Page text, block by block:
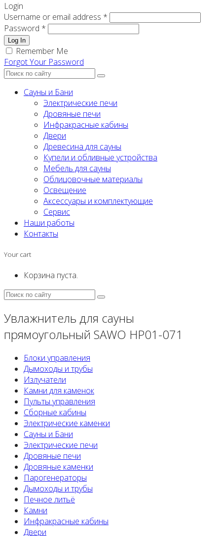
Login
Username or email address *
Password *
Log In
Remember Me
Forgot Your Password
Сауны и Бани
Электрические печи
Дровяные печи
Инфракрасные кабины
Двери
Древесина для сауны
Купели и обливные устройства
Мебель для сауны
Облицовочные материалы
Освещение
Аксессуары и комплектующие
Сервис
Наши работы
Контакты
Your cart
Корзина пуста.
Увлажнитель для сауны
прямоугольный SAWO HP01-071
Блоки управления
Дымоходы и трубы
Излучатели
Камни для каменок
Пульты управления
Сборные кабины
Электрические каменки
Сауны и Бани
Электрические печи
Дровяные печи
Дровяные каменки
Парогенераторы
Дымоходы и трубы
Печное литьё
Камни
Инфракрасные кабины
Двери